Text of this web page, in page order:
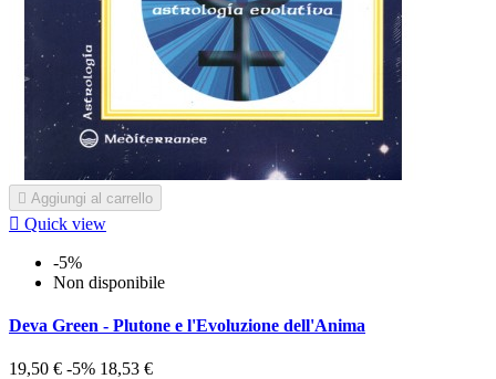
 Aggiungi al carrello
 Quick view
-5%
Non disponibile
Deva Green - Plutone e l'Evoluzione dell'Anima
19,50 € -5% 18,53 €